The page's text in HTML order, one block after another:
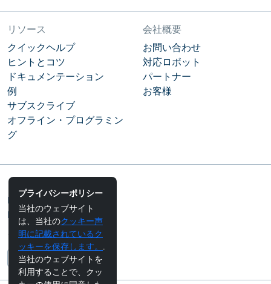
リソース
クイックヘルプ
ヒントとコツ
ドキュメンテーション
例
サブスクライブ
オフライン・プログラミン
グ
会社概要
お問い合わせ
対応ロボット
パートナー
お客様
コミュニティ
RoboDKブログ
RoboDKフォーラム
フォローする
プライバシーポリシー
当社のウェブサイト
は、当社のクッキー声
明に記載されているク
ッキーを保存します。 .
当社のウェブサイトを
利用することで、クッ